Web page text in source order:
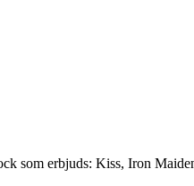
som erbjuds: Kiss, Iron